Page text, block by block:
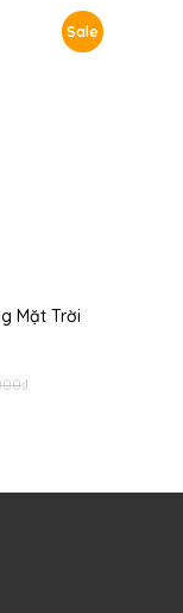
Sale
Mặt Trời
₫